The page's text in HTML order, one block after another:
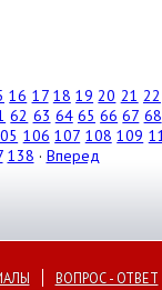
16 17 18 19 20 21 22
62 63 64 65 66 67 68
106 107 108 109
138 · Вперед
ВОПРОС - ОТВЕТ